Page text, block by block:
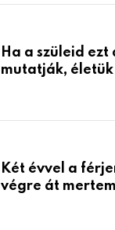
Ha a szüleid ezt
mutatják,
Két évvel a
végre át